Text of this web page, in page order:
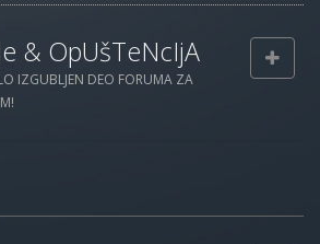
& OpUšTeNcIjA
IZGUBLJEN DEO FORUMA ZA